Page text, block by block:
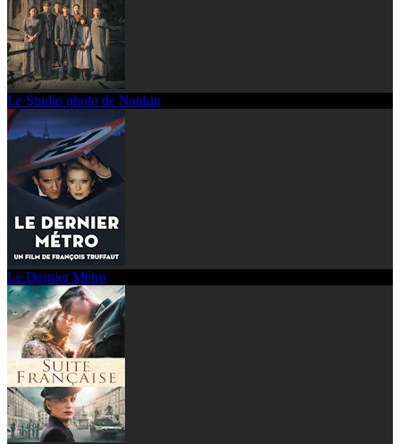
Le Studio photo de Nankin
Le Dernier Métro